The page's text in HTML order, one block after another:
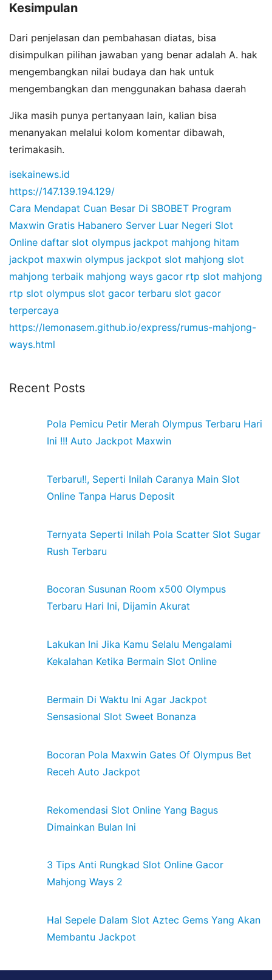
Kesimpulan
Dari penjelasan dan pembahasan diatas, bisa
disimpulkan pilihan jawaban yang benar adalah A. hak
mengembangkan nilai budaya dan hak untuk
mengembangkan dan menggunakan bahasa daerah
Jika masih punya pertanyaan lain, kalian bisa
menanyakan melalui kolom komentar dibawah,
terimakasih.
isekainews.id
https://147.139.194.129/
Cara Mendapat Cuan Besar Di SBOBET Program
Maxwin Gratis Habanero Server Luar Negeri Slot
Online daftar slot olympus jackpot mahjong hitam
jackpot maxwin olympus jackpot slot mahjong slot
mahjong terbaik mahjong ways gacor rtp slot mahjong
rtp slot olympus slot gacor terbaru slot gacor
terpercaya
https://lemonasem.github.io/express/rumus-mahjong-
ways.html
Recent Posts
Pola Pemicu Petir Merah Olympus Terbaru Hari
Ini !!! Auto Jackpot Maxwin
Terbaru!!, Seperti Inilah Caranya Main Slot
Online Tanpa Harus Deposit
Ternyata Seperti Inilah Pola Scatter Slot Sugar
Rush Terbaru
Bocoran Susunan Room x500 Olympus
Terbaru Hari Ini, Dijamin Akurat
Lakukan Ini Jika Kamu Selalu Mengalami
Kekalahan Ketika Bermain Slot Online
Bermain Di Waktu Ini Agar Jackpot
Sensasional Slot Sweet Bonanza
Bocoran Pola Maxwin Gates Of Olympus Bet
Receh Auto Jackpot
Rekomendasi Slot Online Yang Bagus
Dimainkan Bulan Ini
3 Tips Anti Rungkad Slot Online Gacor
Mahjong Ways 2
Hal Sepele Dalam Slot Aztec Gems Yang Akan
Membantu Jackpot